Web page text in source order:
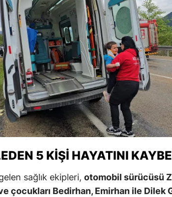
Gaziantep
Giresun
Gümüşhane
Hakkari
Hatay
Isparta
Mersin
İstanbul
Kars
5 KIŞI HAYATINI
sağlık ekipleri, otomobil sürücüsü
çocukları Bedirhan, Emirhan ile Dilek